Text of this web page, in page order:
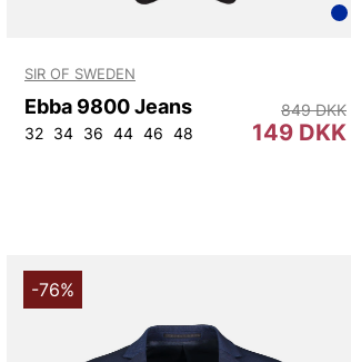
SIR OF SWEDEN
Ebba 9800 Jeans
32 34 36 44 46 48 149 DKK
849 DKK
-76%